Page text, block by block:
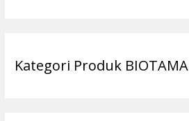
Kategori Produk BIOTAMA